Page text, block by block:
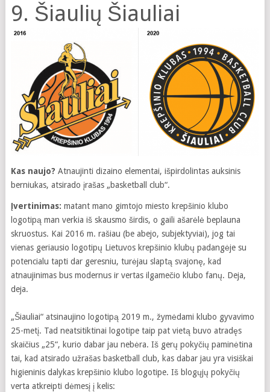
9. Šiaulių Šiauliai
Kas naujo? Atnaujinti dizaino elementai, išpirdolintas auksinis
berniukas, atsirado įrašas „basketball club“.
Įvertinimas: matant mano gimtojo miesto krepšinio klubo
logotipą man verkia iš skausmo širdis, o gaili ašarėlė beplauna
skruostus. Kai 2016 m. rašiau (be abejo, subjektyviai), jog tai
vienas geriausio logotipų Lietuvos krepšinio klubų padangėje su
potencialu tapti dar geresniu, turėjau slaptą svajonę, kad
atnaujinimas bus modernus ir vertas ilgamečio klubo fanų. Deja,
deja.
„Šiauliai“ atsinaujino logotipą 2019 m., žymėdami klubo gyvavimo
25-metį. Tad neatsitiktinai logotipe taip pat vietą buvo atradęs
skaičius „25“, kurio dabar jau nebėra. Iš gerų pokyčių paminėtina
tai, kad atsirado užrašas basketball club, kas dabar jau yra visiškai
higieninis dalykas krepšinio klubo logotipe. Iš blogųjų pokyčių
verta atkreipti dėmesį į kelis: